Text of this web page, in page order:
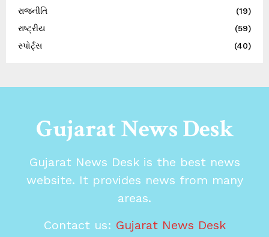
રાજનીતિ
(19)
રાષ્ટ્રીય
(59)
સ્પોર્ટ્સ
(40)
Gujarat News Desk
Gujarat News Desk is the best news
website. It provides news from many
areas.
Contact us: Gujarat News Desk